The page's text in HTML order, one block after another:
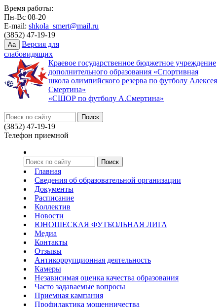
Время работы:
Пн-Вс 08-20
E-mail: shkola_smert@mail.ru
(3852) 47-19-19
Aa
Версия для
слабовидящих
Краевое государственное бюджетное учреждение
дополнительного образования «Спортивная
школа олимпийского резерва по футболу Алексея
Смертина»
«СШОР по футболу А.Смертина»
(3852) 47-19-19
Телефон приемной
Главная
Сведения об образовательной организации
Документы
Расписание
Коллектив
Новости
ЮНОШЕСКАЯ ФУТБОЛЬНАЯ ЛИГА
Медиа
Контакты
Отзывы
Антикоррупционная деятельность
Камеры
Независимая оценка качества образования
Часто задаваемые вопросы
Приемная кампания
Профилактика мошенничества